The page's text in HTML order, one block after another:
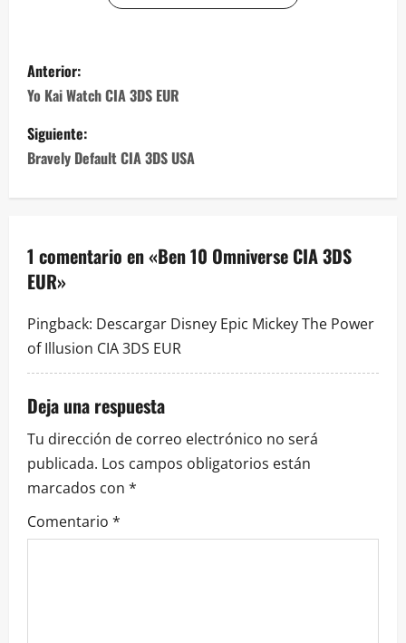
N
a
v
e
a
c
i
ó
n
d
e
e
Anterior:
Yo Kai Watch CIA 3DS EUR
Siguiente:
Bravely Default CIA 3DS USA
1 comentario en «Ben 10 Omniverse CIA 3DS
EUR»
Pingback: Descargar Disney Epic Mickey The Power
of Illusion CIA 3DS EUR
Deja una respuesta
Tu dirección de correo electrónico no será
publicada. Los campos obligatorios están
marcados con *
Comentario *